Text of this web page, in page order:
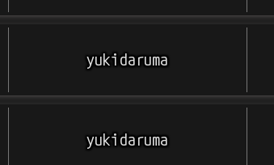
yukidaruma
yukidaruma